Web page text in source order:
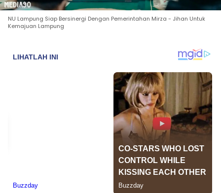
NU Lampung Siap Bersinergi Dengan Pemerintahan Mirza - Jihan Untuk
Kemajuan Lampung